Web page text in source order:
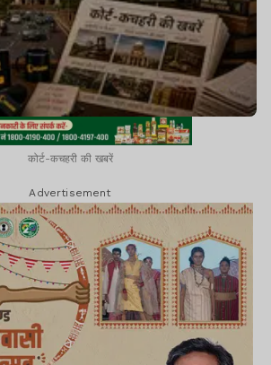
कोर्ट-कचहरी की खबरें
Advertisement